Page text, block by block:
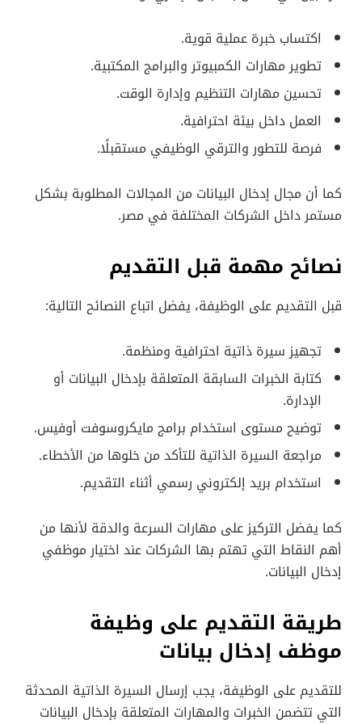
اكتساب خبرة عملية قوية.
تطوير مهارات الكمبيوتر والبرامج المكتبية.
تحسين مهارات التنظيم وإدارة الوقت.
العمل داخل بيئة احترافية.
فرصة للتطور والترقي الوظيفي مستقبلًا.
كما أن مجال إدخال البيانات من المجالات المطلوبة بشكل
مستمر داخل الشركات المختلفة في مصر.
نصائح مهمة قبل التقديم
قبل التقديم على الوظيفة، يفضل اتباع النصائح التالية:
تجهيز سيرة ذاتية احترافية ومنظمة.
كتابة الخبرات السابقة المتعلقة بإدخال البيانات أو
الإدارة.
توضيح مستوى استخدام برامج مايكروسوفت أوفيس.
مراجعة السيرة الذاتية للتأكد من خلوها من الأخطاء.
استخدام بريد إلكتروني رسمي أثناء التقديم.
كما يفضل التركيز على مهارات السرعة والدقة لأنها من
أهم النقاط التي تهتم بها الشركات عند اختيار موظفي
إدخال البيانات.
طريقة التقديم على وظيفة
موظف إدخال بيانات
للتقديم على الوظيفة، يجب إرسال السيرة الذاتية المحدثة
التي تتضمن الخبرات والمهارات المتعلقة بإدخال البيانات